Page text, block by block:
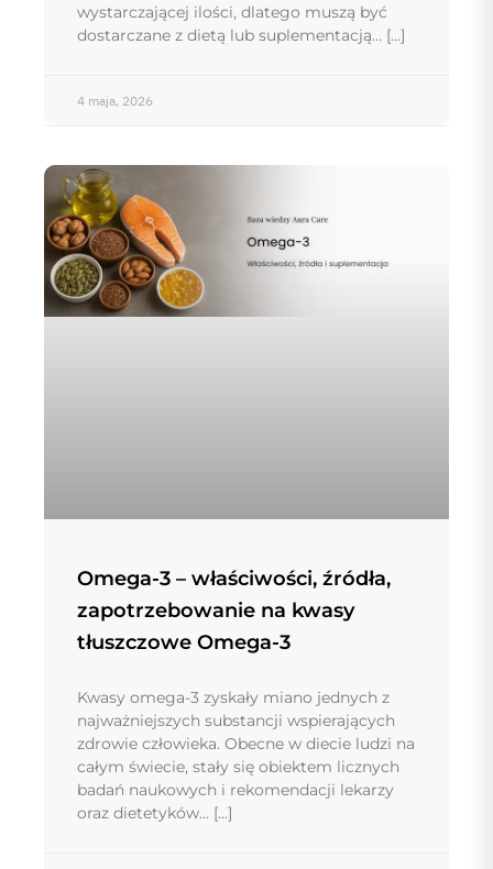
wystarczającej ilości, dlatego muszą być
dostarczane z dietą lub suplementacją…
4 maja, 2026
Omega-3 – właściwości, źródła,
zapotrzebowanie na kwasy
tłuszczowe Omega-3
Kwasy omega-3 zyskały miano jednych z
najważniejszych substancji wspierających
zdrowie człowieka. Obecne w diecie ludzi na
całym świecie, stały się obiektem licznych
badań naukowych i rekomendacji lekarzy
oraz dietetyków…